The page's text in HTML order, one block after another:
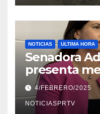
NOTICIAS ULTIMA HORA
Senadora
presenta
violencia en
4/FEBRERO/2025
NOTICIASPRTV